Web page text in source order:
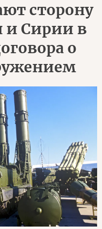
сторону
и Сирии в
о